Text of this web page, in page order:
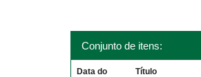
Conjunto de itens:
Data do Título